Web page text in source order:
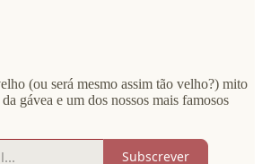
(ou será mesmo assim tão velho?) mito
gávea e um dos nossos mais famosos
Subscrever